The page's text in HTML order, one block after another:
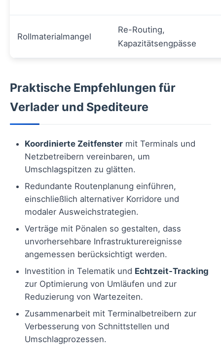
Rollmaterialmangel
Re-Routing,
Kapazitätsengpässe
Praktische Empfehlungen für
Verlader und Spediteure
Koordinierte Zeitfenster mit Terminals und
Netzbetreibern vereinbaren, um
Umschlagspitzen zu glätten.
Redundante Routenplanung einführen,
einschließlich alternativer Korridore und
modaler Ausweichstrategien.
Verträge mit Pönalen so gestalten, dass
unvorhersehbare Infrastrukturereignisse
angemessen berücksichtigt werden.
Investition in Telematik und Echtzeit-Tracking
zur Optimierung von Umläufen und zur
Reduzierung von Wartezeiten.
Zusammenarbeit mit Terminalbetreibern zur
Verbesserung von Schnittstellen und
Umschlagprozessen.